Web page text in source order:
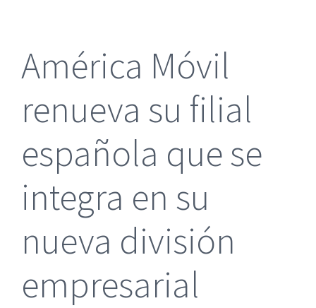
América Móvil
renueva su filial
española que se
integra en su
nueva división
empresarial